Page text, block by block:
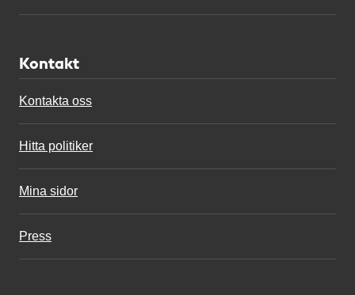
Kontakt
Kontakta oss
Hitta politiker
Mina sidor
Press